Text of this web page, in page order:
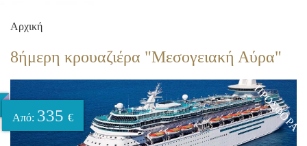
Αρχική
8ήμερη κρουαζιέρα "Μεσογειακή Αύρα"
ΠΡΟΣΦΟΡΆ
Από: 335 €